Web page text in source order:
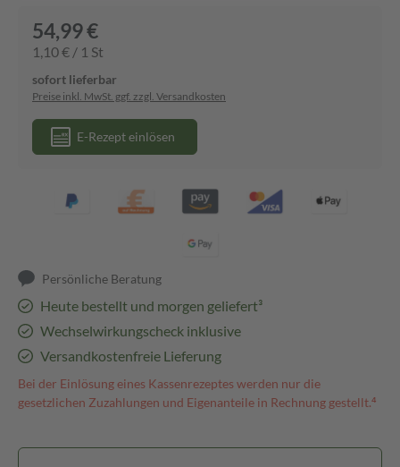
54,99 €
1,10 € / 1 St
sofort lieferbar
Preise inkl. MwSt. ggf. zzgl. Versandkosten
E-Rezept einlösen
Persönliche Beratung
Heute bestellt und morgen geliefert³
Wechselwirkungscheck inklusive
Versandkostenfreie Lieferung
Bei der Einlösung eines Kassenrezeptes werden nur die
gesetzlichen Zuzahlungen und Eigenanteile in Rechnung gestellt.⁴